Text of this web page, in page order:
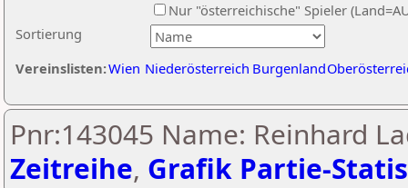
Sortierung
Nur "österreichische" Spieler
Vereinslisten:Wien Niederösterreich Burgenland
Pnr:143045 Name: Reinhard
Zeitreihe, Grafik Partie-